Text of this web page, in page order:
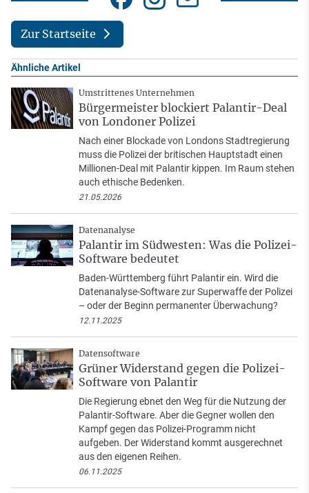
Zur Startseite
Ähnliche Artikel
Umstrittenes Unternehmen
Bürgermeister blockiert Palantir-Deal
von Londoner Polizei
Nach einer Blockade von Londons Stadtregierung
muss die Polizei der britischen Hauptstadt einen
Millionen-Deal mit Palantir kippen. Im Raum stehen
auch ethische Bedenken.
21.05.2026
Datenanalyse
Palantir im Südwesten: Was die Polizei-
Software bedeutet
Baden-Württemberg führt Palantir ein. Wird die
Datenanalyse-Software zur Superwaffe der Polizei
– oder der Beginn permanenter Überwachung?
12.11.2025
Datensoftware
Grüner Widerstand gegen die Polizei-
Software von Palantir
Die Regierung ebnet den Weg für die Nutzung der
Palantir-Software. Aber die Gegner wollen den
Kampf gegen das Polizei-Programm nicht
aufgeben. Der Widerstand kommt ausgerechnet
aus den eigenen Reihen.
06.11.2025